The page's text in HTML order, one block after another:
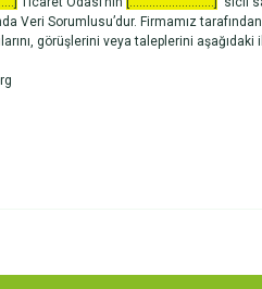
Veri Sorumlusu’dur. Firmamız
görüşlerini veya taleplerini